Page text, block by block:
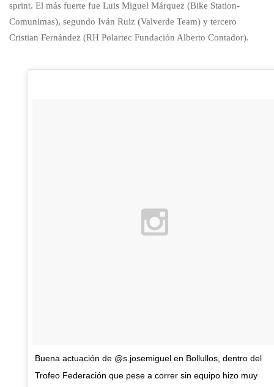
sprint. El más fuerte fue Luis Miguel Márquez (Bike Station-
Comunimas), segundo Iván Ruiz (Valverde Team) y tercero
Cristian Fernández (RH Polartec Fundación Alberto Contador).
Buena actuación de @s.josemiguel en Bollullos, dentro del
Trofeo Federación que pese a correr sin equipo hizo muy